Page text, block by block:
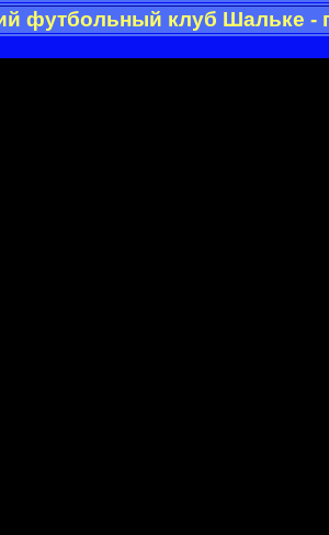
футбольный клуб Шальке -